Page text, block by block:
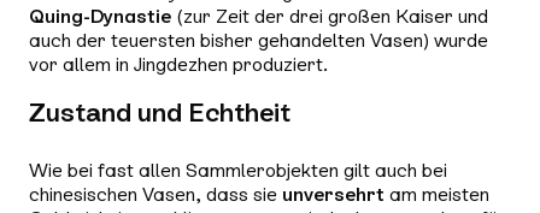
Quing-Dynastie (zur Zeit der drei großen Kaiser und
auch der teuersten bisher gehandelten Vasen) wurde
vor allem in Jingdezhen produziert.
Zustand und Echtheit
Wie bei fast allen Sammlerobjekten gilt auch bei
chinesischen Vasen, dass sie unversehrt am meisten